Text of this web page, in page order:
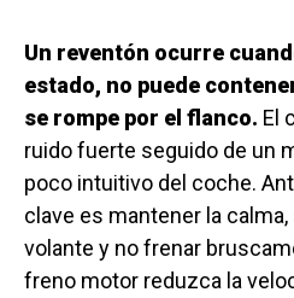
Un reventón ocurre
estado, no puede
se rompe por el flanco. El
ruido fuerte seguido de un
poco intuitivo del coche.
clave es mantener la
volante y no frenar
freno motor reduzca la